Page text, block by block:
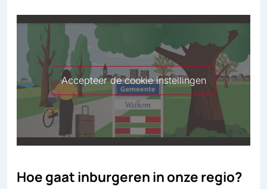
Accepteer de cookie instellingen
Hoe gaat inburgeren in onze regio?